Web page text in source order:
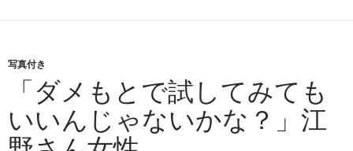
写真付き
「ダメもとで試してみても
いいんじゃないかな？」江